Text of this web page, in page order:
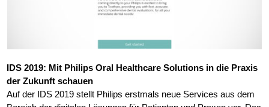
IDS 2019: Mit Philips Oral Healthcare Solutions in die Praxis
der Zukunft schauen
Auf der IDS 2019 stellt Philips erstmals neue Services aus dem